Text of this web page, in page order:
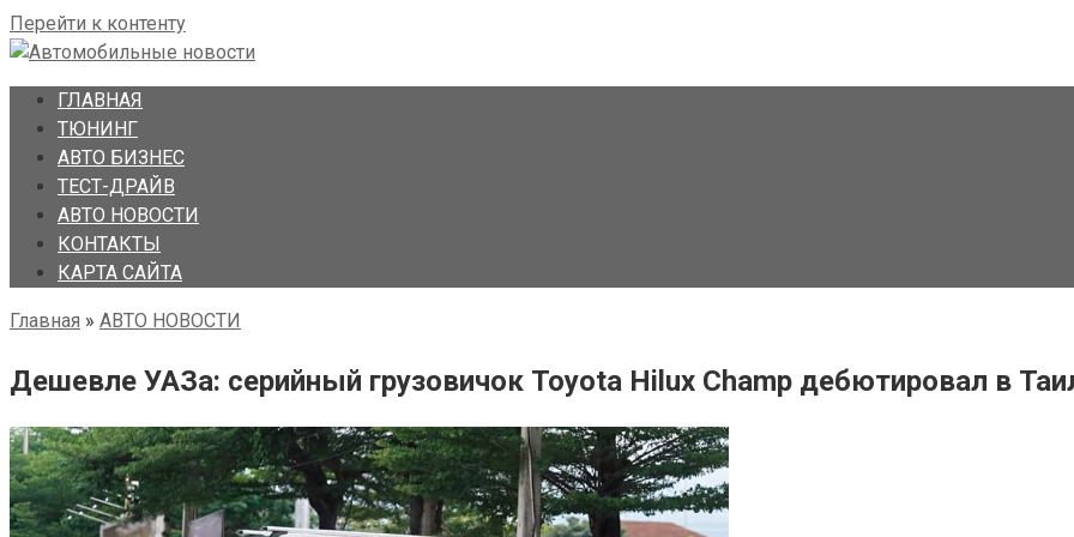
Перейти к контенту
ГЛАВНАЯ
ТЮНИНГ
АВТО БИЗНЕС
ТЕСТ-ДРАЙВ
АВТО НОВОСТИ
КОНТАКТЫ
КАРТА САЙТА
Главная » АВТО НОВОСТИ
Дешевле УАЗа: серийный грузовичок Toyota Hilux Champ дебютировал в